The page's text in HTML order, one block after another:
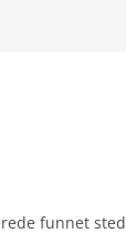
funnet